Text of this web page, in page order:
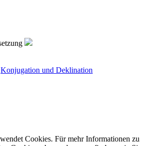
Konjugation und Deklination
Cookies. Für mehr Informationen zu